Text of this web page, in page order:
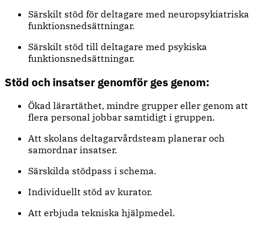
Särskilt stöd för deltagare med neuropsykiatriska
funktionsnedsättningar.
Särskilt stöd till deltagare med psykiska
funktionsnedsättningar.
Stöd och insatser genomför ges genom:
Ökad lärartäthet, mindre grupper eller genom att
flera personal jobbar samtidigt i gruppen.
Att skolans deltagarvårdsteam planerar och
samordnar insatser.
Särskilda stödpass i schema.
Individuellt stöd av kurator.
Att erbjuda tekniska hjälpmedel.